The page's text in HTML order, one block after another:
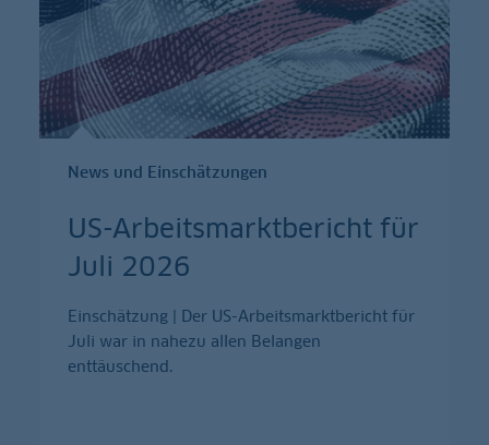
News und Einschätzungen
US-Arbeitsmarktbericht für
Juli 2026
Einschätzung | Der US-Arbeitsmarktbericht für
Juli war in nahezu allen Belangen
enttäuschend.